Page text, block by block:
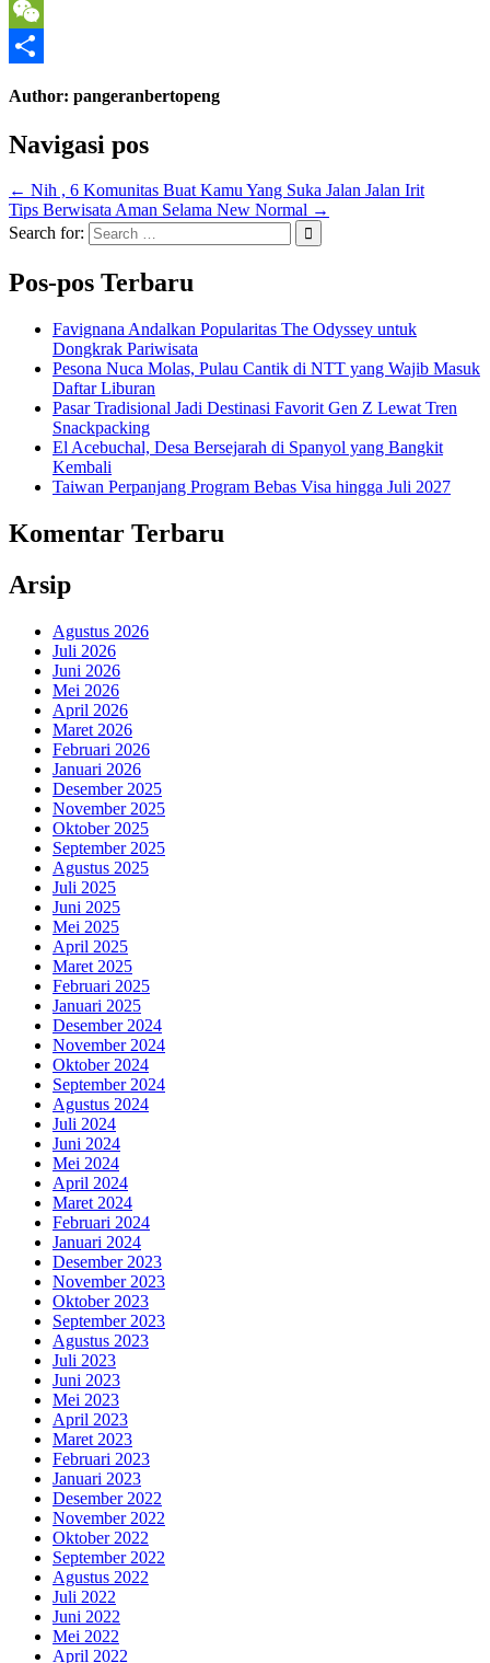
Line
WeChat
Author: pangeranbertopeng
Navigasi pos
← Nih , 6 Komunitas Buat Kamu Yang Suka Jalan Jalan Irit
Tips Berwisata Aman Selama New Normal →
Search for:
Pos-pos Terbaru
Favignana Andalkan Popularitas The Odyssey untuk
Dongkrak Pariwisata
Pesona Nuca Molas, Pulau Cantik di NTT yang Wajib Masuk
Daftar Liburan
Pasar Tradisional Jadi Destinasi Favorit Gen Z Lewat Tren
Snackpacking
El Acebuchal, Desa Bersejarah di Spanyol yang Bangkit
Kembali
Taiwan Perpanjang Program Bebas Visa hingga Juli 2027
Komentar Terbaru
Arsip
Agustus 2026
Juli 2026
Juni 2026
Mei 2026
April 2026
Maret 2026
Februari 2026
Januari 2026
Desember 2025
November 2025
Oktober 2025
September 2025
Agustus 2025
Juli 2025
Juni 2025
Mei 2025
April 2025
Maret 2025
Februari 2025
Januari 2025
Desember 2024
November 2024
Oktober 2024
September 2024
Agustus 2024
Juli 2024
Juni 2024
Mei 2024
April 2024
Maret 2024
Februari 2024
Januari 2024
Desember 2023
November 2023
Oktober 2023
September 2023
Agustus 2023
Juli 2023
Juni 2023
Mei 2023
April 2023
Maret 2023
Februari 2023
Januari 2023
Desember 2022
November 2022
Oktober 2022
September 2022
Agustus 2022
Juli 2022
Juni 2022
Mei 2022
April 2022